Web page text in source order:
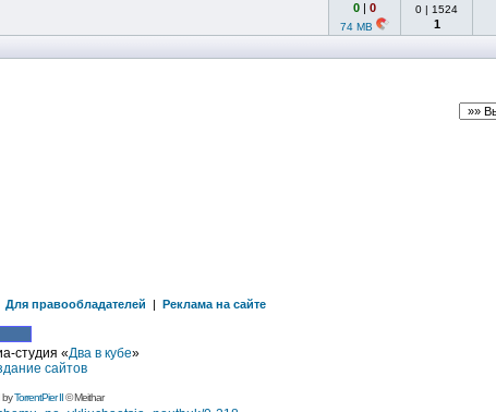
0 | 0
74 MB
0 | 1524
1
Для правообладателей | Реклама на сайте
студия «Два в кубе»
сайтов
byTorrentPier II© Meithar